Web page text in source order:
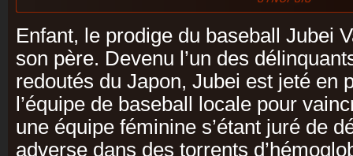
Enfant, le prodige du baseball Jubei
son père. Devenu l’un des
redoutés du Japon, Jubei est jeté en
l’équipe de baseball locale pour
une équipe féminine s’étant juré de
adverse dans des torrents